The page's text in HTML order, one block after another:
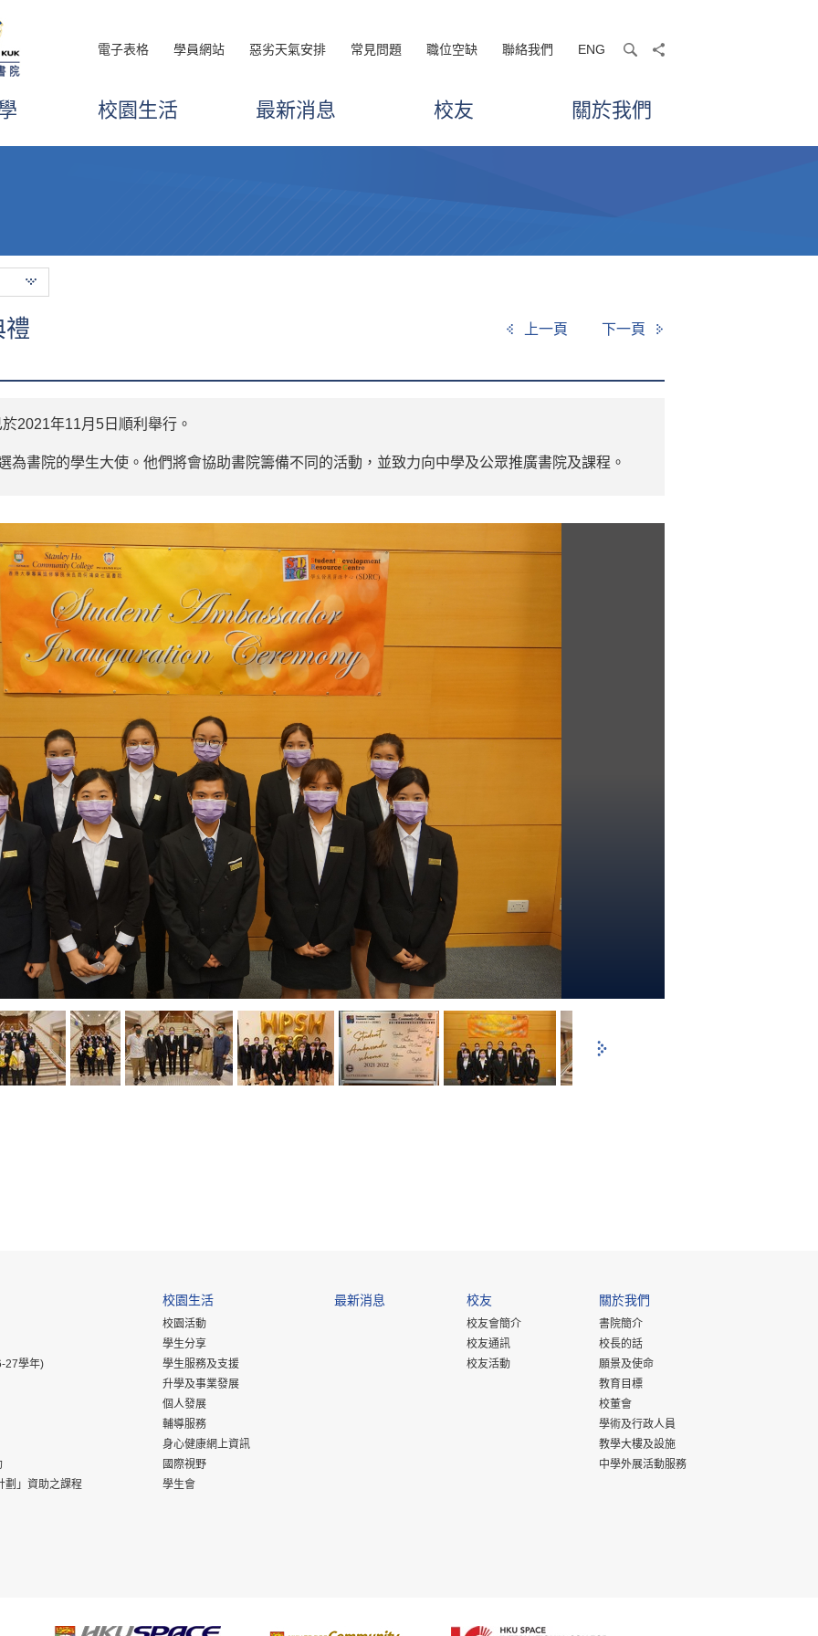
電子表格 學員網站 惡劣天氣安排 常見問題 職位空缺 聯絡我們 ENG searchshare
校園生活 最新消息 校友 關於我們
上一頁 下一頁
2021年11月5日順利舉行。
為書院的學生大使。他們將會協助書院籌備不同的活動，並致力向中學及公眾推廣書院及課程。
27學年)
劃」資助之課程
校園生活
校園活動
學生分享
學生服務及支援
升學及事業發展
個人發展
輔導服務
身心健康網上資訊
國際視野
學生會
最新消息 校友
校友會簡介
校友通訊
校友活動
關於我們
書院簡介
校長的話
願景及使命
教育目標
校董會
學術及行政人員
教學大樓及設施
中學外展活動服務